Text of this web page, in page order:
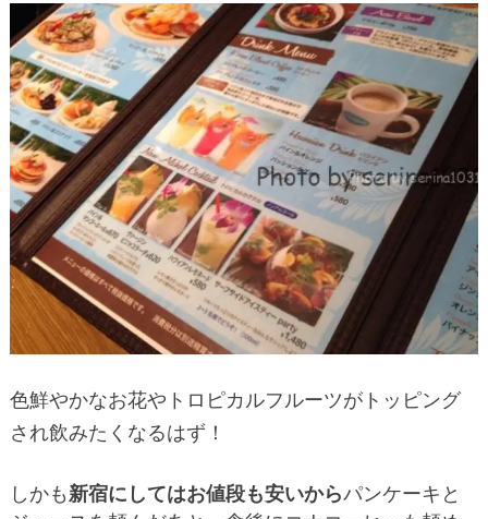
色鮮やかなお花やトロピカルフルーツがトッピング
され飲みたくなるはず！
しかも 新宿にしてはお値段も安いからパンケーキと